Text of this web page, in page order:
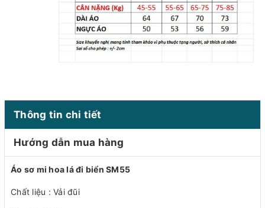
Thông tin chi tiết
Hướng dẫn mua hàng
Áo sơ mi hoa lá đi biển SM55
Chất liệu : Vải đũi